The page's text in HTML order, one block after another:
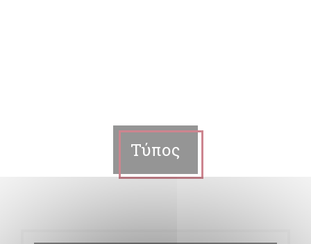
Τύπος